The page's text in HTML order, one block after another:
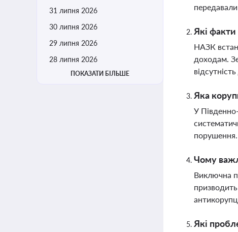
31 липня 2026
30 липня 2026
29 липня 2026
28 липня 2026
ПОКАЗАТИ БІЛЬШЕ
Які
НАЗК
доходам.
Яка
У
порушення.
Чому
Виключна
Які